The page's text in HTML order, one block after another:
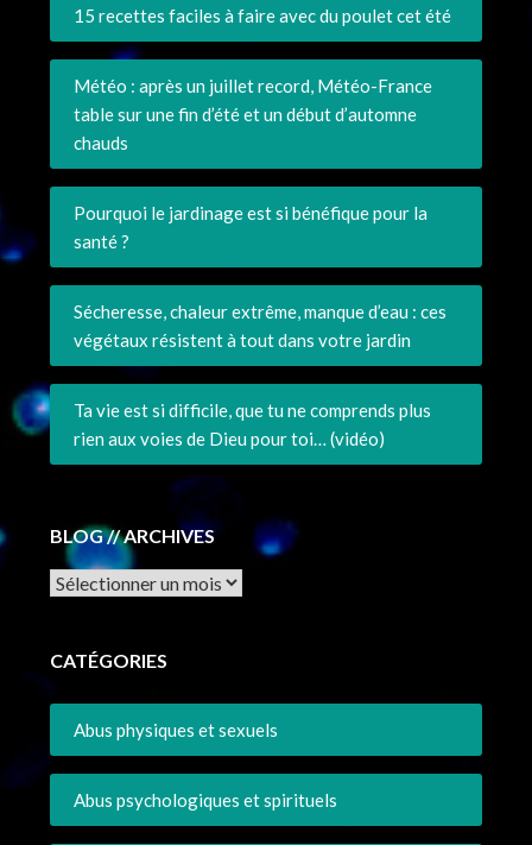
15 recettes faciles à faire avec du poulet cet été
Météo : après un juillet record, Météo-France
table sur une fin d’été et un début d’automne
chauds
Pourquoi le jardinage est si bénéfique pour la
santé ?
Sécheresse, chaleur extrême, manque d’eau : ces
végétaux résistent à tout dans votre jardin
Ta vie est si difficile, que tu ne comprends plus
rien aux voies de Dieu pour toi… (vidéo)
BLOG // ARCHIVES
Archives
CATÉGORIES
Abus physiques et sexuels
Abus psychologiques et spirituels